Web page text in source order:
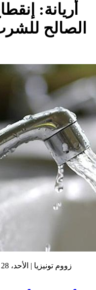
أريانة:
الصالح